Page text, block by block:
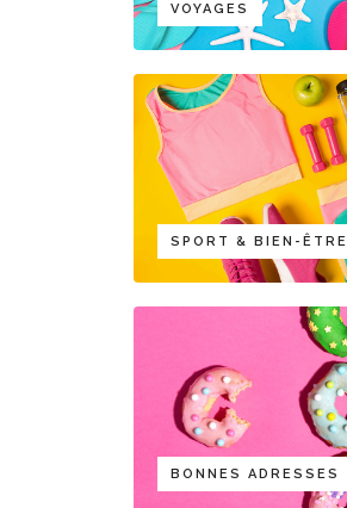
VOYAGES
SPORT & BIEN-ÊTRE
BONNES ADRESSES